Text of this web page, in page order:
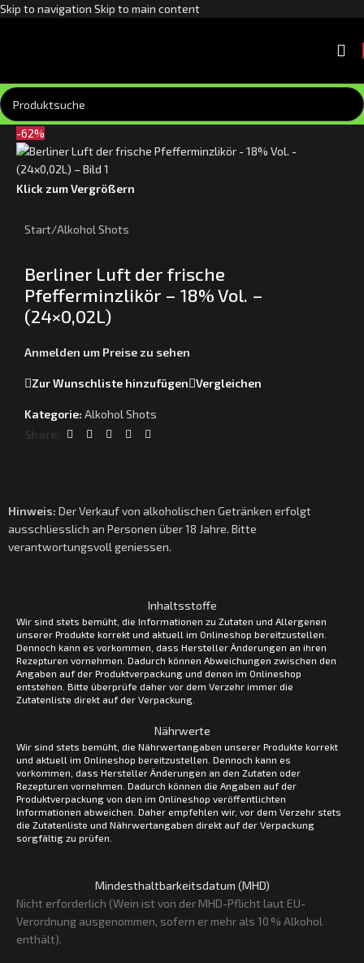
Skip to navigation Skip to main content
-62%
Klick zum Vergrößern
Start/Alkohol Shots
Berliner Luft der frische
Pfefferminzlikör – 18% Vol. –
(24×0,02L)
Anmelden um Preise zu sehen
Zur Wunschliste hinzufügen Vergleichen
Kategorie: Alkohol Shots
Share:
Hinweis: Der Verkauf von alkoholischen Getränken erfolgt
ausschliesslich an Personen über 18 Jahre. Bitte
verantwortungsvoll geniessen.
Inhaltsstoffe
Wir sind stets bemüht, die Informationen zu Zutaten und Allergenen
unserer Produkte korrekt und aktuell im Onlineshop bereitzustellen.
Dennoch kann es vorkommen, dass Hersteller Änderungen an ihren
Rezepturen vornehmen. Dadurch können Abweichungen zwischen den
Angaben auf der Produktverpackung und denen im Onlineshop
entstehen. Bitte überprüfe daher vor dem Verzehr immer die
Zutatenliste direkt auf der Verpackung.
Nährwerte
Wir sind stets bemüht, die Nährwertangaben unserer Produkte korrekt
und aktuell im Onlineshop bereitzustellen. Dennoch kann es
vorkommen, dass Hersteller Änderungen an den Zutaten oder
Rezepturen vornehmen. Dadurch können die Angaben auf der
Produktverpackung von den im Onlineshop veröffentlichten
Informationen abweichen. Daher empfehlen wir, vor dem Verzehr stets
die Zutatenliste und Nährwertangaben direkt auf der Verpackung
sorgfältig zu prüfen.
Mindesthaltbarkeitsdatum (MHD)
Nicht erforderlich (Wein ist von der MHD-Pflicht laut EU-
Verordnung ausgenommen, sofern er mehr als 10 % Alkohol
enthält).